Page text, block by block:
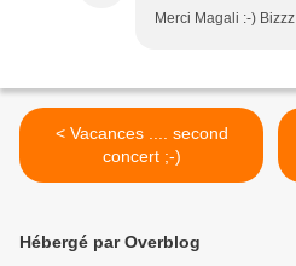
Merci Magali :-) Bizzz
< Vacances .... second
concert ;-)
Hébergé par Overblog